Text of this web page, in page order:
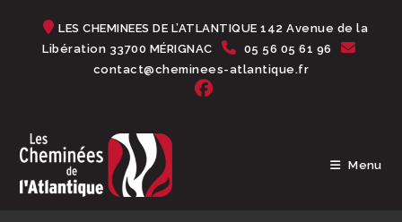
content
LES CHEMINEES DE L’ATLANTIQUE 142 Avenue de la
Libération 33700 MÉRIGNAC
05 56 05 61 96
contact@cheminees-atlantique.fr
Menu